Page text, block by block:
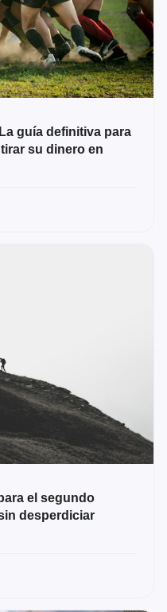
guía definitiva para
su dinero en
el segundo
desperdiciar